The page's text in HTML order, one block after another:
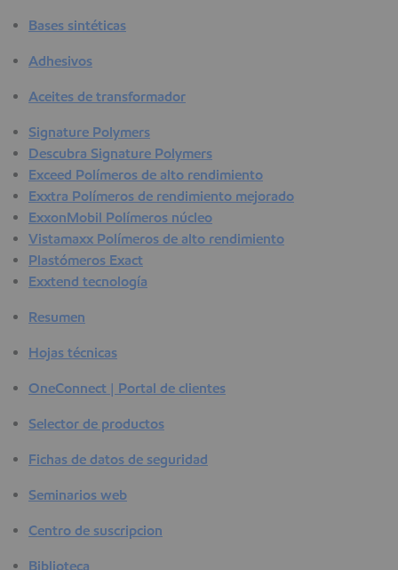
Bases sintéticas
Adhesivos
Aceites de transformador
Signature Polymers
Descubra Signature Polymers
Exceed Polímeros de alto rendimiento
Exxtra Polímeros de rendimiento mejorado
ExxonMobil Polímeros núcleo
Vistamaxx Polímeros de alto rendimiento
Plastómeros Exact
Exxtend tecnología
Resumen
Hojas técnicas
OneConnect | Portal de clientes
Selector de productos
Fichas de datos de seguridad
Seminarios web
Centro de suscripcion
Biblioteca